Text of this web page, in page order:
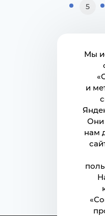
Мы
и
Они
нам
5